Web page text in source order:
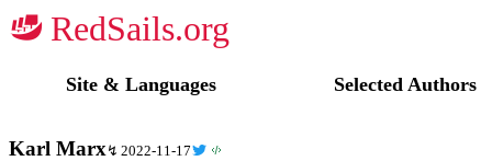
Site & Languages Selected Authors
Karl Marx 2022-11-17